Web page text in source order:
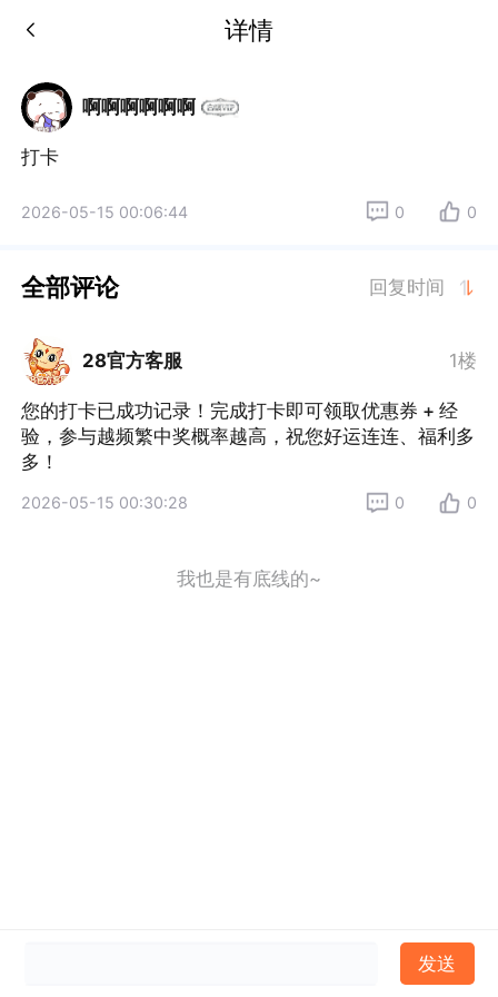
详情
啊啊啊啊啊啊
打卡
2026-05-15 00:06:44 0 0
全部评论 回复时间
28官方客服 1楼
您的打卡已成功记录！完成打卡即可领取优惠券 + 经
验，参与越频繁中奖概率越高，祝您好运连连、福利多
多！
2026-05-15 00:30:28 0 0
我也是有底线的~
发送